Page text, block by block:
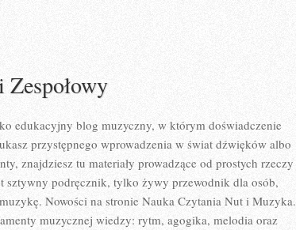
edukacyjny blog muzyczny, w którym doświadczenie
przystępnego wprowadzenia w świat dźwięków albo
znajdziesz tu materiały prowadzące od prostych rzeczy
sztywny podręcznik, tylko żywy przewodnik dla osób,
Nowości na stronie Nauka Czytania Nut i Muzyka.
muzycznej wiedzy: rytm, agogika, melodia oraz